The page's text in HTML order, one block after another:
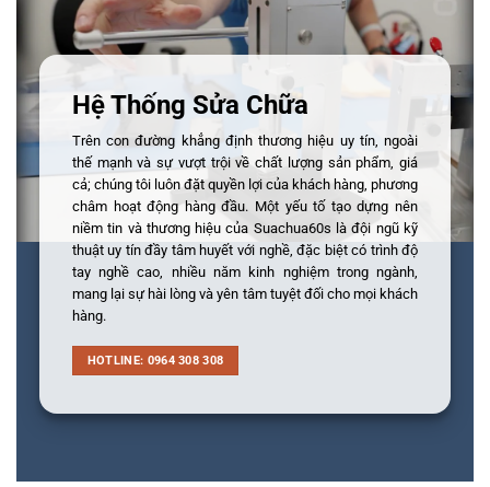
Hệ Thống Sửa Chữa
Trên con đường khẳng định thương hiệu uy tín, ngoài
thế mạnh và sự vượt trội về chất lượng sản phẩm, giá
cả; chúng tôi luôn đặt quyền lợi của khách hàng, phương
châm hoạt động hàng đầu. Một yếu tố tạo dựng nên
niềm tin và thương hiệu của Suachua60s là đội ngũ kỹ
thuật uy tín đầy tâm huyết với nghề, đặc biệt có trình độ
tay nghề cao, nhiều năm kinh nghiệm trong ngành,
mang lại sự hài lòng và yên tâm tuyệt đối cho mọi khách
hàng.
HOTLINE: 0964 308 308